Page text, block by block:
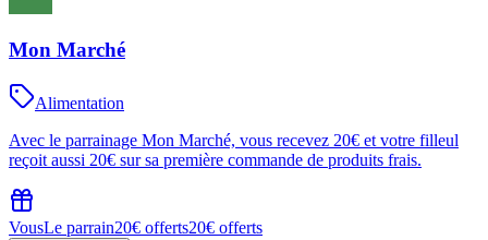
Mon Marché
Alimentation
Avec le parrainage Mon Marché, vous recevez 20€ et votre filleul
reçoit aussi 20€ sur sa première commande de produits frais.
VousLe parrain20€ offerts20€ offerts